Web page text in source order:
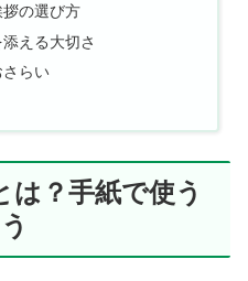
の選び方
える大切さ
らい
は？手紙で使う